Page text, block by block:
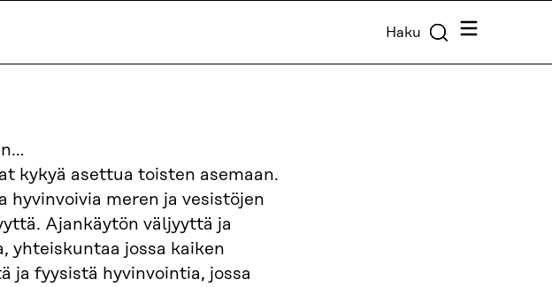
Haku Valikko
kykyä asettua toisten asemaan.
hyvinvoivia meren ja vesistöjen
Ajankäytön väljyyttä ja
yhteiskuntaa jossa kaiken
ja fyysistä hyvinvointia, jossa